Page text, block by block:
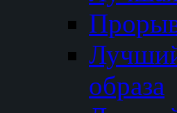
образа